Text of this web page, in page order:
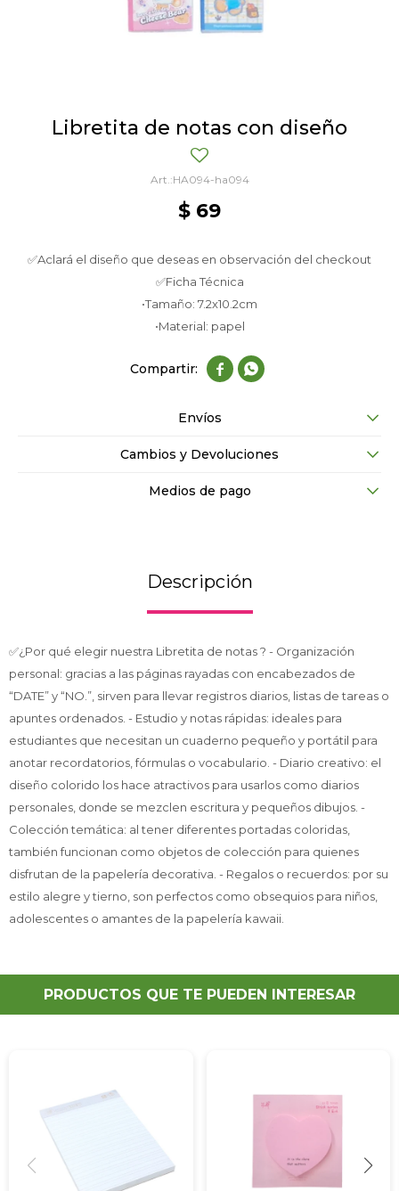
Libretita de notas con diseño
HA094-ha094
$ 69
✅Aclará el diseño que deseas en observación del checkout
✅Ficha Técnica
•Tamaño: 7.2x10.2cm
•Material: papel
 
Envíos
Cambios y Devoluciones
Medios de pago
Descripción
✅¿Por qué elegir nuestra Libretita de notas ? - Organización
personal: gracias a las páginas rayadas con encabezados de
“DATE” y “NO.”, sirven para llevar registros diarios, listas de tareas o
apuntes ordenados. - Estudio y notas rápidas: ideales para
estudiantes que necesitan un cuaderno pequeño y portátil para
anotar recordatorios, fórmulas o vocabulario. - Diario creativo: el
diseño colorido los hace atractivos para usarlos como diarios
personales, donde se mezclen escritura y pequeños dibujos. -
Colección temática: al tener diferentes portadas coloridas,
también funcionan como objetos de colección para quienes
disfrutan de la papelería decorativa. - Regalos o recuerdos: por su
estilo alegre y tierno, son perfectos como obsequios para niños,
adolescentes o amantes de la papelería kawaii.
PRODUCTOS QUE TE PUEDEN INTERESAR